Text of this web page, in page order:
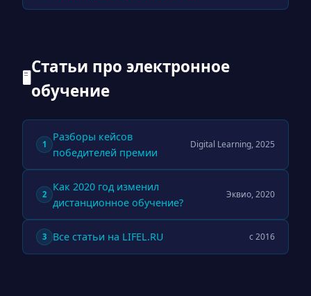
🖥
Статьи про электронное
обучение
1
Разборы кейсов
победителей премии
Digital Learning, 2025
2
Как 2020 год изменил
дистанционное обучение?
Эквио, 2020
3 Все статьи на LIFEL.RU с 2016